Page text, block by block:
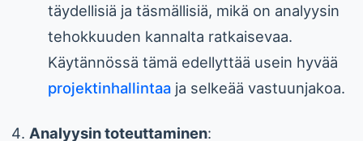
täydellisiä ja täsmällisiä, mikä on analyysin
tehokkuuden kannalta ratkaisevaa.
Käytännössä tämä edellyttää usein hyvää
projektinhallintaa ja selkeää vastuunjakoa.
Analyysin toteuttaminen: